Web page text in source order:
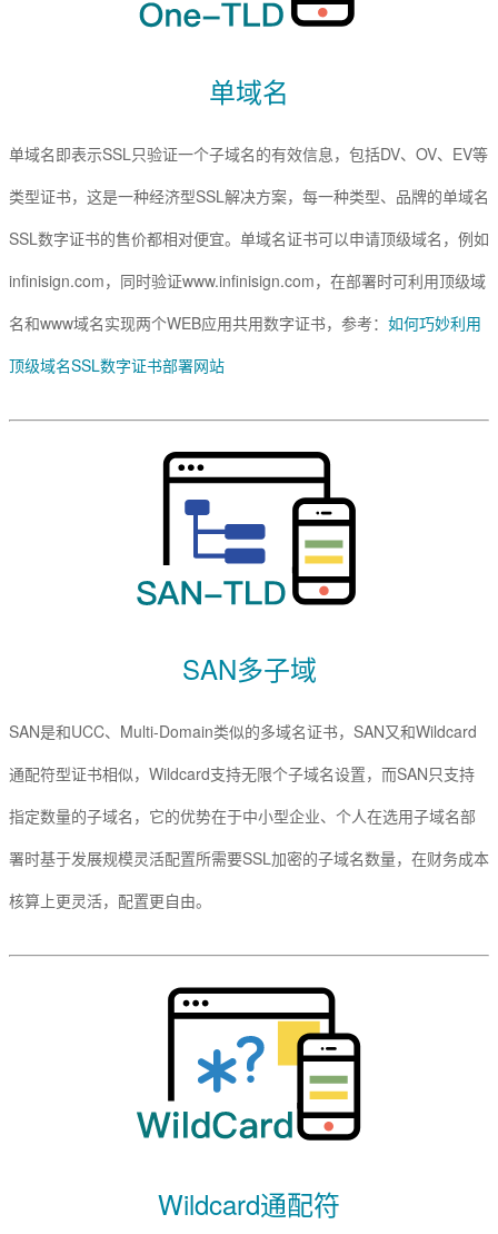
单域名
单域名即表示SSL只验证一个子域名的有效信息，包括DV、OV、EV等
类型证书，这是一种经济型SSL解决方案，每一种类型、品牌的单域名
SSL数字证书的售价都相对便宜。单域名证书可以申请顶级域名，例如
infinisign.com，同时验证www.infinisign.com，在部署时可利用顶级域
名和www域名实现两个WEB应用共用数字证书，参考： 如何巧妙利用
顶级域名SSL数字证书部署网站
SAN多子域
SAN是和UCC、Multi-Domain类似的多域名证书，SAN又和Wildcard
通配符型证书相似，Wildcard支持无限个子域名设置，而SAN只支持
指定数量的子域名，它的优势在于中小型企业、个人在选用子域名部
署时基于发展规模灵活配置所需要SSL加密的子域名数量，在财务成本
核算上更灵活，配置更自由。
Wildcard通配符